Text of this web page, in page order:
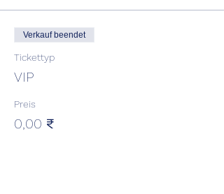
Verkauf beendet
Tickettyp
VIP
Preis
0,00 ₹